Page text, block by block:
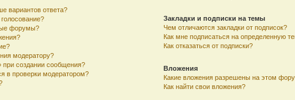
вариантов ответа?
форумы?
модератору?
при создании сообщения?
в проверки модератором?
Закладки и подписки на темы
Чем отличаются закладки от подписок?
Как мне подписаться на определенную
Как отказаться от подписки?
Вложения
Какие вложения разрешены на этом
Как найти свои вложения?